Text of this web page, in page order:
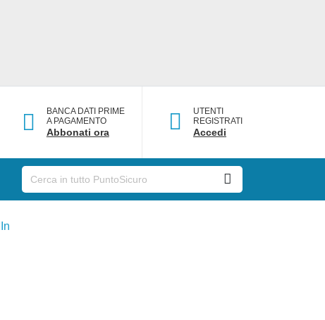
BANCA DATI PRIME
A PAGAMENTO
Abbonati ora
UTENTI
REGISTRATI
Accedi